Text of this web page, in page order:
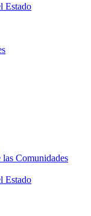
Estado
Comunidades
Estado